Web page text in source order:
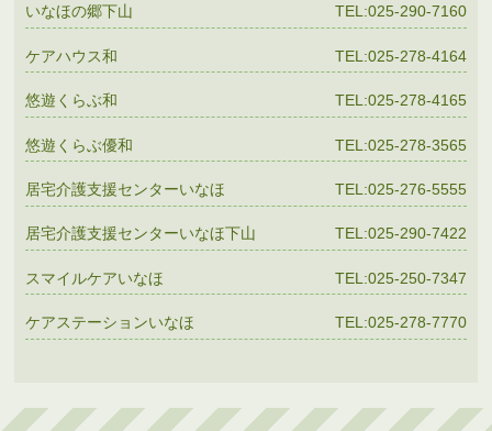
いなほの郷下山 TEL:025-290-7160
ケアハウス和 TEL:025-278-4164
悠遊くらぶ和 TEL:025-278-4165
悠遊くらぶ優和 TEL:025-278-3565
居宅介護支援センターいなほ TEL:025-276-5555
居宅介護支援センターいなほ下山 TEL:025-290-7422
スマイルケアいなほ TEL:025-250-7347
ケアステーションいなほ TEL:025-278-7770